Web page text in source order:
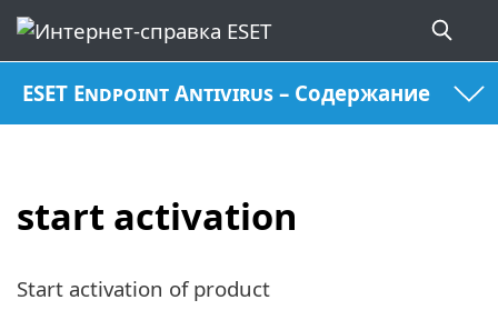
ESET Endpoint Antivirus – Содержание
start activation
Start activation of product